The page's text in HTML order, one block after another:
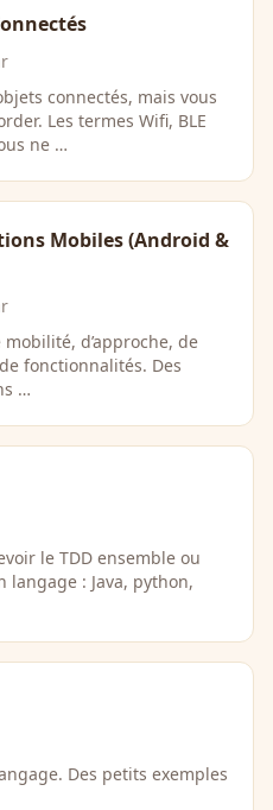
connectés, mais vous
Les termes Wifi, BLE
ne …
Mobiles (Android &
d’approche, de
fonctionnalités. Des
…
le TDD ensemble ou
langage : Java, python,
Des petits exemples